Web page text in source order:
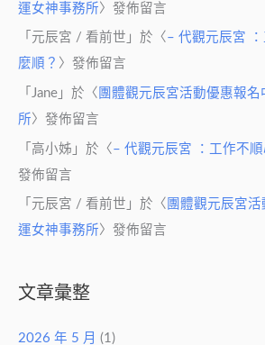
運女神事務所〉發佈留言
「 元辰宮 / 看前世 」於〈 – 代觀元辰宮
麼順？ 〉發佈留言
「 Jane 」於〈 團體觀元辰宮活動優惠報
所 〉發佈留言
「 高小姊 」於〈 – 代觀元辰宮 ：工作不
發佈留言
「 元辰宮 / 看前世 」於〈 團體觀元辰宮
運女神事務所〉發佈留言
文章彙整
2026 年 5 月 (1)